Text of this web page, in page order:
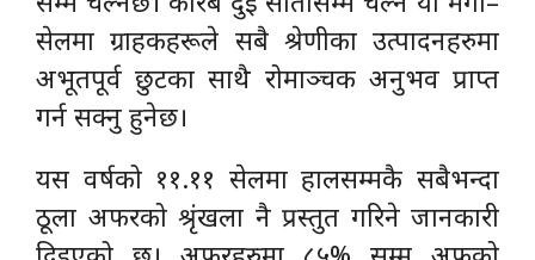
सेलमा ग्राहकहरूले सबै श्रेणीका उत्पादनहरुमा
अभूतपूर्व छुटका साथै रोमाञ्चक अनुभव प्राप्त
गर्न सक्नु हुनेछ।
यस वर्षको ११.११ सेलमा हालसम्मकै सबैभन्दा
ठूला अफरको श्रृंखला नै प्रस्तुत गरिने जानकारी